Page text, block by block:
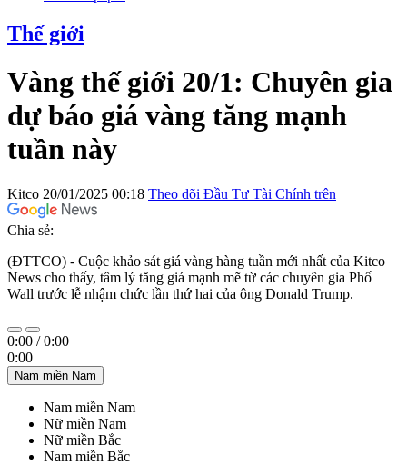
Thế giới
Vàng thế giới 20/1: Chuyên gia
dự báo giá vàng tăng mạnh
tuần này
Kitco 20/01/2025 00:18 Theo dõi Đầu Tư Tài Chính trên
Chia sẻ:
(ĐTTCO) - Cuộc khảo sát giá vàng hàng tuần mới nhất của Kitco
News cho thấy, tâm lý tăng giá mạnh mẽ từ các chuyên gia Phố
Wall trước lễ nhậm chức lần thứ hai của ông Donald Trump.
0:00 /0:00
0:00
Nam miền Nam
Nam miền Nam
Nữ miền Nam
Nữ miền Bắc
Nam miền Bắc